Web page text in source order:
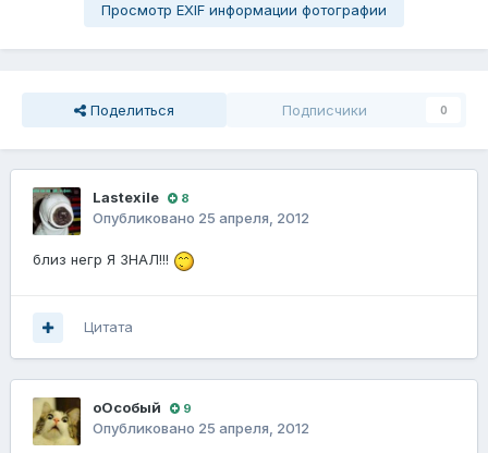
Просмотр EXIF информации фотографии
Поделиться Подписчики 0
Lastexile 8
Опубликовано 25 апреля, 2012
близ негр Я ЗНАЛ!!!
Цитата
оОсобый 9
Опубликовано 25 апреля, 2012